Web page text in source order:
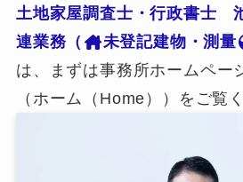
土地家屋調査士・行政書士
連業務（
未登記建物・測量
は、まずは事務所ホームペー
（ホーム（Home））をご覧